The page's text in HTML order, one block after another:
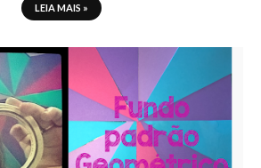
LEIA MAIS »